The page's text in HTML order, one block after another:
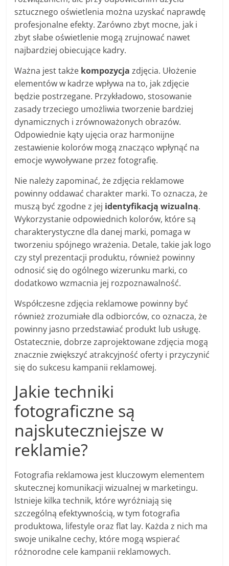
sztucznego oświetlenia można uzyskać naprawdę
profesjonalne efekty. Zarówno zbyt mocne, jak i
zbyt słabe oświetlenie mogą zrujnować nawet
najbardziej obiecujące kadry.
Ważna jest także kompozycja zdjęcia. Ułożenie
elementów w kadrze wpływa na to, jak zdjęcie
będzie postrzegane. Przykładowo, stosowanie
zasady trzeciego umożliwia tworzenie bardziej
dynamicznych i zrównoważonych obrazów.
Odpowiednie kąty ujęcia oraz harmonijne
zestawienie kolorów mogą znacząco wpłynąć na
emocje wywoływane przez fotografię.
Nie należy zapominać, że zdjęcia reklamowe
powinny oddawać charakter marki. To oznacza, że
muszą być zgodne z jej identyfikacją wizualną.
Wykorzystanie odpowiednich kolorów, które są
charakterystyczne dla danej marki, pomaga w
tworzeniu spójnego wrażenia. Detale, takie jak logo
czy styl prezentacji produktu, również powinny
odnosić się do ogólnego wizerunku marki, co
dodatkowo wzmacnia jej rozpoznawalność.
Współczesne zdjęcia reklamowe powinny być
również zrozumiałe dla odbiorców, co oznacza, że
powinny jasno przedstawiać produkt lub usługę.
Ostatecznie, dobrze zaprojektowane zdjęcia mogą
znacznie zwiększyć atrakcyjność oferty i przyczynić
się do sukcesu kampanii reklamowej.
Jakie techniki
fotograficzne są
najskuteczniejsze w
reklamie?
Fotografia reklamowa jest kluczowym elementem
skutecznej komunikacji wizualnej w marketingu.
Istnieje kilka technik, które wyróżniają się
szczególną efektywnością, w tym fotografia
produktowa, lifestyle oraz flat lay. Każda z nich ma
swoje unikalne cechy, które mogą wspierać
różnorodne cele kampanii reklamowych.